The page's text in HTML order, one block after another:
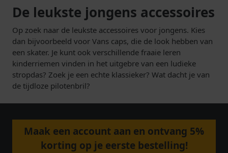
De leukste jongens accessoires
Op zoek naar de leukste accessoires voor jongens. Kies
dan bijvoorbeeld voor Vans caps, die de look hebben van
een skater. Je kunt ook verschillende fraaie leren
kinderriemen vinden in het uitgebre van een ludieke
stropdas? Zoek je een echte klassieker? Wat dacht je van
de tijdloze pilotenbril?
Maak een account aan en ontvang 5%
korting op je eerste bestelling!